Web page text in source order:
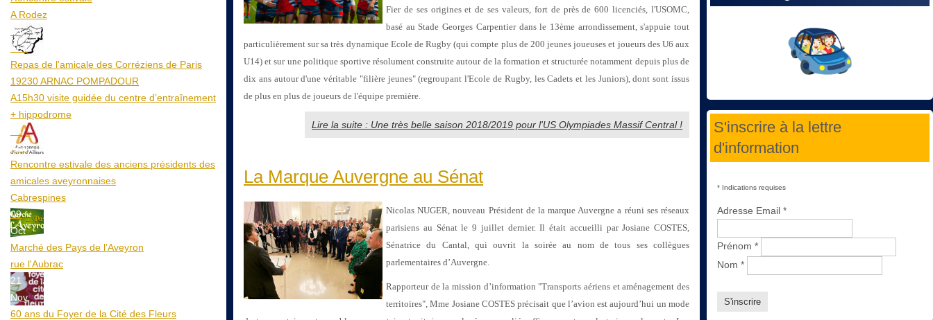
A Rodez
23
Aoû
Repas de l'amicale des Corréziens de Paris
19230 ARNAC POMPADOUR
A15h30 visite guidée du centre d’entraînement
+ hippodrome
25
Aoû
Rencontre estivale des anciens présidents des
amicales aveyronnaises
Cabrespines
09
Oct
Marché des Pays de l’Aveyron
rue l'Aubrac
21
Nov
60 ans du Foyer de la Cité des Fleurs
Fier de ses origines et de ses valeurs, fort de près de 600 licenciés, l'USOMC,
basé au Stade Georges Carpentier dans le 13ème arrondissement, s'appuie tout
particulièrement sur sa très dynamique Ecole de Rugby (qui compte plus de 200 jeunes joueuses et joueurs des U6 aux
U14) et sur une politique sportive résolument construite autour de la formation et structurée notamment depuis plus de
dix ans autour d'une véritable "filière jeunes" (regroupant l'Ecole de Rugby, les Cadets et les Juniors), dont sont issus
de plus en plus de joueurs de l'équipe première.
Lire la suite : Une très belle saison 2018/2019 pour l'US Olympiades Massif Central !
La Marque Auvergne au Sénat
Nicolas NUGER, nouveau Président de la marque Auvergne a réuni ses réseaux
parisiens au Sénat le 9 juillet dernier. Il était accueilli par Josiane COSTES,
Sénatrice du Cantal, qui ouvrit la soirée au nom de tous ses collègues
parlementaires d’Auvergne.
Rapporteur de la mission d’information "Transports aériens et aménagement des
territoires", Mme Josiane COSTES précisait que l’avion est aujourd’hui un mode
S'inscrire à la lettre
d'information
* Indications requises
Adresse Email *
Prénom *
Nom *